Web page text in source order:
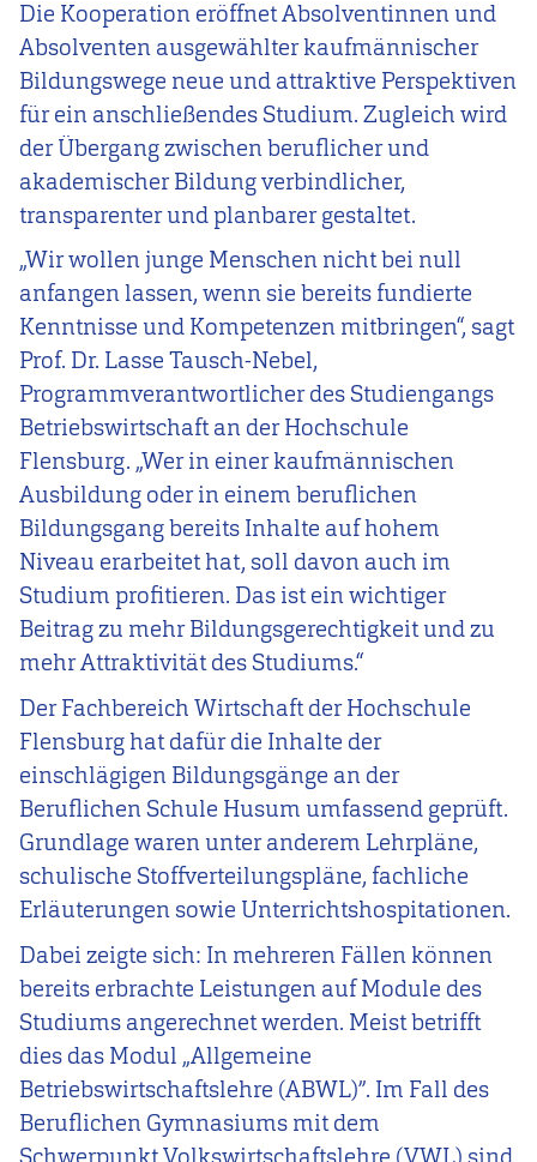
Die Kooperation eröffnet Absolventinnen und
Absolventen ausgewählter kaufmännischer
Bildungswege neue und attraktive Perspektiven
für ein anschließendes Studium. Zugleich wird
der Übergang zwischen beruflicher und
akademischer Bildung verbindlicher,
transparenter und planbarer gestaltet.
„Wir wollen junge Menschen nicht bei null
anfangen lassen, wenn sie bereits fundierte
Kenntnisse und Kompetenzen mitbringen“, sagt
Prof. Dr. Lasse Tausch-Nebel,
Programmverantwortlicher des Studiengangs
Betriebswirtschaft an der Hochschule
Flensburg. „Wer in einer kaufmännischen
Ausbildung oder in einem beruflichen
Bildungsgang bereits Inhalte auf hohem
Niveau erarbeitet hat, soll davon auch im
Studium profitieren. Das ist ein wichtiger
Beitrag zu mehr Bildungsgerechtigkeit und zu
mehr Attraktivität des Studiums.“
Der Fachbereich Wirtschaft der Hochschule
Flensburg hat dafür die Inhalte der
einschlägigen Bildungsgänge an der
Beruflichen Schule Husum umfassend geprüft.
Grundlage waren unter anderem Lehrpläne,
schulische Stoffverteilungspläne, fachliche
Erläuterungen sowie Unterrichtshospitationen.
Dabei zeigte sich: In mehreren Fällen können
bereits erbrachte Leistungen auf Module des
Studiums angerechnet werden. Meist betrifft
dies das Modul „Allgemeine
Betriebswirtschaftslehre (ABWL)”. Im Fall des
Beruflichen Gymnasiums mit dem